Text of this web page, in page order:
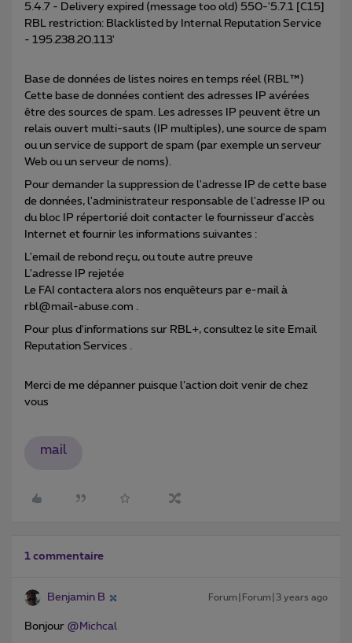
5.4.7 - Delivery expired (message too old) 550-'5.7.1 [C15]
RBL restriction: Blacklisted by Internal Reputation Service
- 195.238.20.113'
Base de données de listes noires en temps réel (RBL™)
Cette base de données contient des adresses IP avérées
être des sources de spam. Les adresses IP peuvent être un
relais ouvert multi-sauts (IP multiples), une source de spam
ou un service de support de spam (par exemple un serveur
Web ou un serveur de noms).
Pour demander la suppression de l'adresse IP de cette base
de données, l'administrateur responsable de l'adresse IP ou
du bloc IP répertorié doit contacter le fournisseur d'accès
Internet et fournir les informations suivantes :
L'email de rebond reçu, ou toute autre preuve
L'adresse IP rejetée
Le FAI contactera alors nos enquêteurs par e-mail à
rbl@mail-abuse.com .
Pour plus d'informations sur RBL+, consultez le site Email
Reputation Services .
Merci de me dépanner puisque l’action doit venir de chez
vous
mail
1 commentaire
Benjamin B Forum|Forum|3 years ago
Bonjour @Michcal